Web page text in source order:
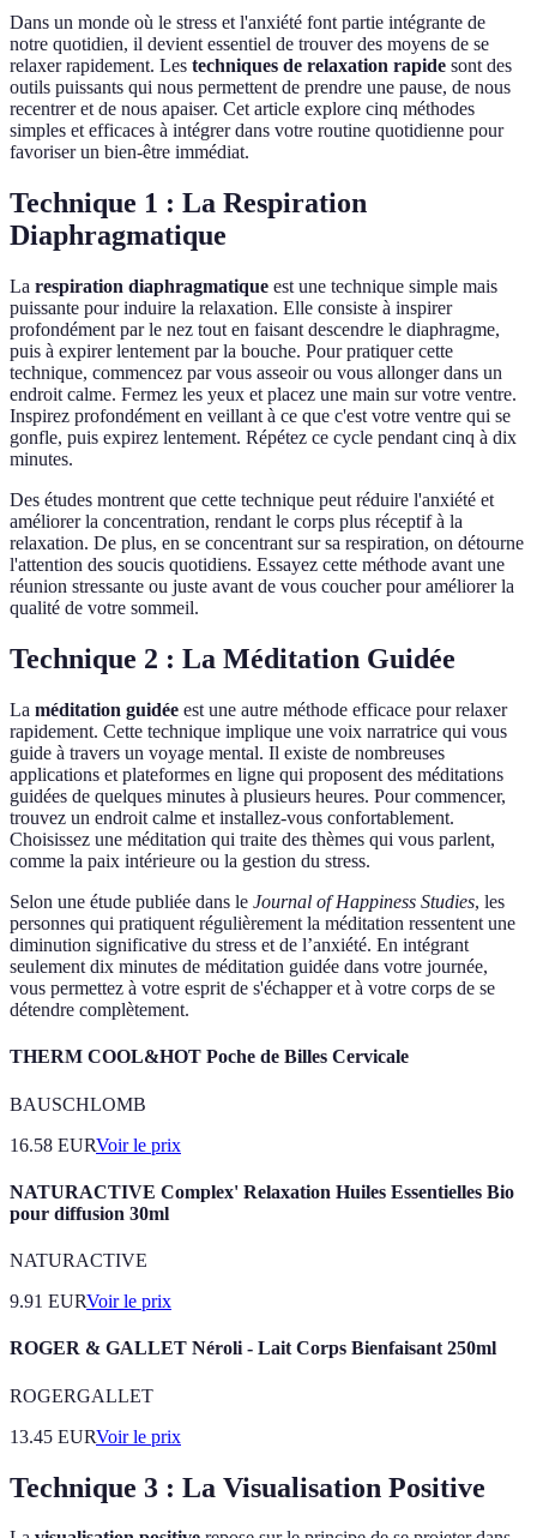
Dans un monde où le stress et l'anxiété font partie intégrante de
notre quotidien, il devient essentiel de trouver des moyens de se
relaxer rapidement. Les techniques de relaxation rapide sont des
outils puissants qui nous permettent de prendre une pause, de nous
recentrer et de nous apaiser. Cet article explore cinq méthodes
simples et efficaces à intégrer dans votre routine quotidienne pour
favoriser un bien-être immédiat.
Technique 1 : La Respiration
Diaphragmatique
La respiration diaphragmatique est une technique simple mais
puissante pour induire la relaxation. Elle consiste à inspirer
profondément par le nez tout en faisant descendre le diaphragme,
puis à expirer lentement par la bouche. Pour pratiquer cette
technique, commencez par vous asseoir ou vous allonger dans un
endroit calme. Fermez les yeux et placez une main sur votre ventre.
Inspirez profondément en veillant à ce que c'est votre ventre qui se
gonfle, puis expirez lentement. Répétez ce cycle pendant cinq à dix
minutes.
Des études montrent que cette technique peut réduire l'anxiété et
améliorer la concentration, rendant le corps plus réceptif à la
relaxation. De plus, en se concentrant sur sa respiration, on détourne
l'attention des soucis quotidiens. Essayez cette méthode avant une
réunion stressante ou juste avant de vous coucher pour améliorer la
qualité de votre sommeil.
Technique 2 : La Méditation Guidée
La méditation guidée est une autre méthode efficace pour relaxer
rapidement. Cette technique implique une voix narratrice qui vous
guide à travers un voyage mental. Il existe de nombreuses
applications et plateformes en ligne qui proposent des méditations
guidées de quelques minutes à plusieurs heures. Pour commencer,
trouvez un endroit calme et installez-vous confortablement.
Choisissez une méditation qui traite des thèmes qui vous parlent,
comme la paix intérieure ou la gestion du stress.
Selon une étude publiée dans le Journal of Happiness Studies, les
personnes qui pratiquent régulièrement la méditation ressentent une
diminution significative du stress et de l’anxiété. En intégrant
seulement dix minutes de méditation guidée dans votre journée,
vous permettez à votre esprit de s'échapper et à votre corps de se
détendre complètement.
THERM COOL&HOT Poche de Billes Cervicale
BAUSCHLOMB
16.58 EURVoir le prix
NATURACTIVE Complex' Relaxation Huiles Essentielles Bio
pour diffusion 30ml
NATURACTIVE
9.91 EURVoir le prix
ROGER & GALLET Néroli - Lait Corps Bienfaisant 250ml
ROGERGALLET
13.45 EURVoir le prix
Technique 3 : La Visualisation Positive